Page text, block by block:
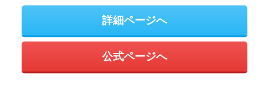
詳細ページへ
公式ページへ